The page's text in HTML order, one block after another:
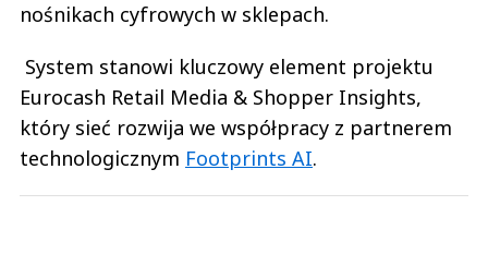
nośnikach cyfrowych w sklepach.
System stanowi kluczowy element projektu
Eurocash Retail Media & Shopper Insights,
który sieć rozwija we współpracy z partnerem
technologicznym Footprints AI.